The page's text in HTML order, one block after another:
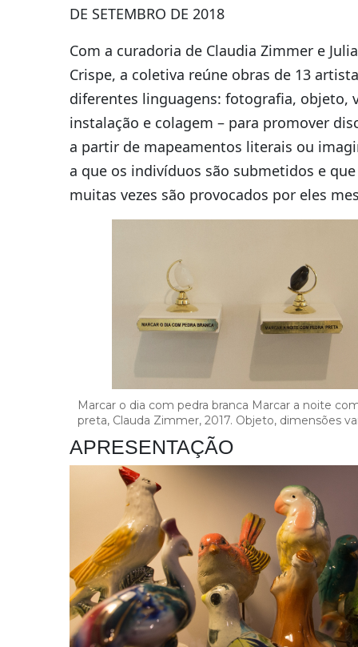
DE SETEMBRO DE 2018
Com a curadoria de Claudia Zimmer e
Crispe, a coletiva reúne obras de 13
diferentes linguagens: fotografia, objeto,
instalação e colagem – para promover
a partir de mapeamentos literais ou
a que os indivíduos são submetidos e
muitas vezes são provocados por eles
Marcar o dia com pedra branca Marcar a noite
preta, Clauda Zimmer, 2017. Objeto, dimensões
APRESENTAÇÃO